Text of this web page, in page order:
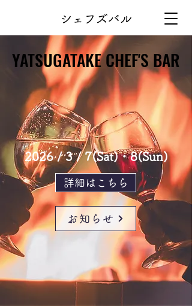
シェフズバル
YATSUGATAKE CHEF'S BAR
YATSUGATAKE CHEF'S BAR
2026 / 3 / 7(Sat)・8(Sun)
詳細はこちら
お知らせ